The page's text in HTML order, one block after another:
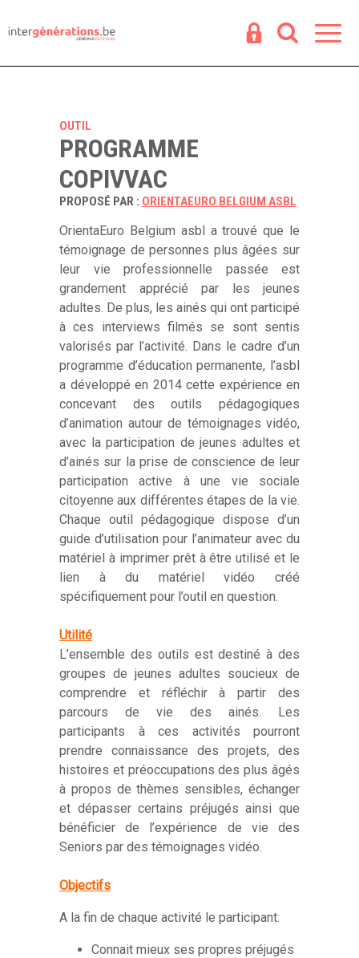
OUTIL
PROGRAMME
COPIVVAC
PROPOSÉ PAR : ORIENTAEURO BELGIUM ASBL
OrientaEuro Belgium asbl a trouvé que le
témoignage de personnes plus âgées sur
leur vie professionnelle passée est
grandement apprécié par les jeunes
adultes. De plus, les ainés qui ont participé
à ces interviews filmés se sont sentis
valorisés par l’activité. Dans le cadre d’un
programme d’éducation permanente, l’asbl
a développé en 2014 cette expérience en
concevant des outils pédagogiques
d’animation autour de témoignages vidéo,
avec la participation de jeunes adultes et
d’ainés sur la prise de conscience de leur
participation active à une vie sociale
citoyenne aux différentes étapes de la vie.
Chaque outil pédagogique dispose d’un
guide d’utilisation pour l’animateur avec du
matériel à imprimer prêt à être utilisé et le
lien à du matériel vidéo créé
spécifiquement pour l’outil en question.
Utilité
L’ensemble des outils est destiné à des
groupes de jeunes adultes soucieux de
comprendre et réfléchir à partir des
parcours de vie des ainés. Les
participants à ces activités pourront
prendre connaissance des projets, des
histoires et préoccupations des plus âgés
à propos de thèmes sensibles, échanger
et dépasser certains préjugés ainsi que
bénéficier de l’expérience de vie des
Seniors par des témoignages vidéo.
Objectifs
A la fin de chaque activité le participant:
Connait mieux ses propres préjugés